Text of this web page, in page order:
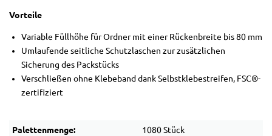
Vorteile
Variable Füllhöhe für Ordner mit einer Rückenbreite bis 80 mm
Umlaufende seitliche Schutzlaschen zur zusätzlichen
Sicherung des Packstücks
Verschließen ohne Klebeband dank Selbstklebestreifen, FSC®-
zertifiziert
Palettenmenge: 1080 Stück